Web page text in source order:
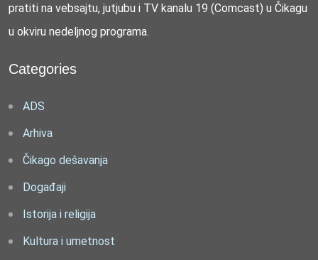
pratiti na vebsajtu, jutjubu i TV kanalu 19 (Comcast) u Čikagu
u okviru nedeljnog programa.
Categories
ADS
Arhiva
Čikago dešavanja
Događaji
Istorija i religija
Kultura i umetnost